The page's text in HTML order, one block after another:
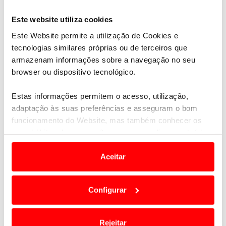
Este website utiliza cookies
Este Website permite a utilização de Cookies e
tecnologias similares próprias ou de terceiros que
armazenam informações sobre a navegação no seu
browser ou dispositivo tecnológico.
Estas informações permitem o acesso, utilização,
adaptação às suas preferências e asseguram o bom
funcionamento do Website, mas também conhecer os
e anúncios de modo a promover produtos e/ou serviços.
Em alguns casos, a utilização destas tecnologias
termos e a todo o tempo as suas preferências e limitando
o acesso a informações durante a navegação no
Aceitar
Configurar
Rejeitar
Universo ACP
Assistência em viagem
A única assistência que não o deixa parado